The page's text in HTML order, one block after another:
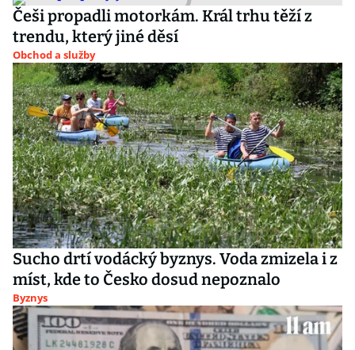
Češi propadli motorkám. Král trhu těží z
trendu, který jiné děsí
Obchod a služby
Sucho drtí vodácký byznys. Voda zmizela i z
míst, kde to Česko dosud nepoznalo
Byznys